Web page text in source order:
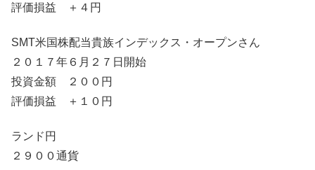
評価損益 ＋４円
SMT米国株配当貴族インデックス・オープンさん
２０１７年６月２７日開始
投資金額 ２００円
評価損益 ＋１０円
ランド円
２９００通貨